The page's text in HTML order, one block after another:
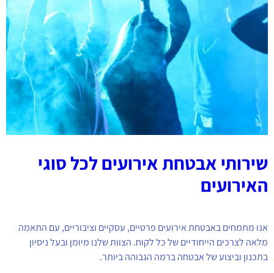
שירותי אבטחת אירועים לכל סוגי
האירועים
אנו מתמחים באבטחת אירועים פרטיים, עסקיים וציבוריים, עם התאמה
מלאה לצרכים הייחודיים של כל לקוח. הצוות שלנו מיומן ובעל ניסיון
בתכנון וביצוע של אבטחה ברמה הגבוהה ביותר.